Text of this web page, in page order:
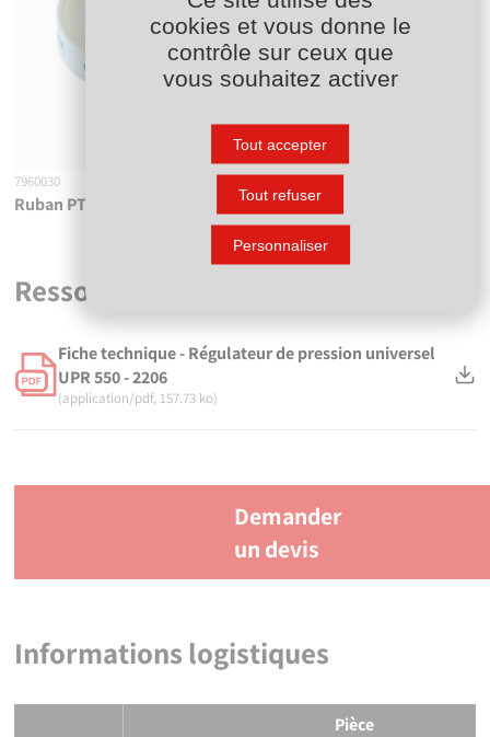
7960030
Ruban PTFE (Téflon)
Ressources
Fiche technique - Régulateur de pression universel
UPR 550 - 2206
(application/pdf, 157.73 ko)
Demander
un devis
Informations logistiques
Pièce
cookies et vous donne le
contrôle sur ceux que
vous souhaitez activer
Tout accepter
Tout refuser
Personnaliser